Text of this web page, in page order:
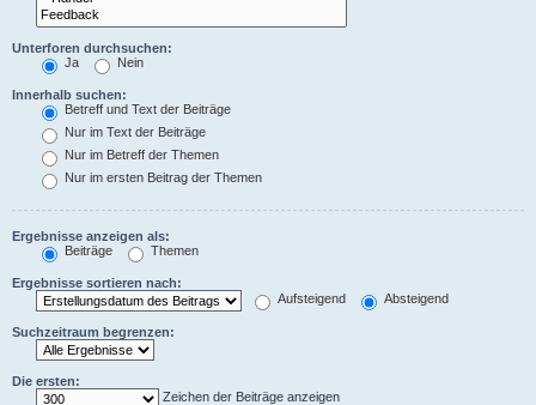
Unterforen durchsuchen:
Ja
Nein
Innerhalb suchen:
Betreff und Text der Beiträge
Nur im Text der Beiträge
Nur im Betreff der Themen
Nur im ersten Beitrag der Themen
Ergebnisse anzeigen als:
Beiträge
Themen
Ergebnisse sortieren nach:
Aufsteigend
Absteigend
Suchzeitraum begrenzen:
Die ersten:
Zeichen der Beiträge anzeigen